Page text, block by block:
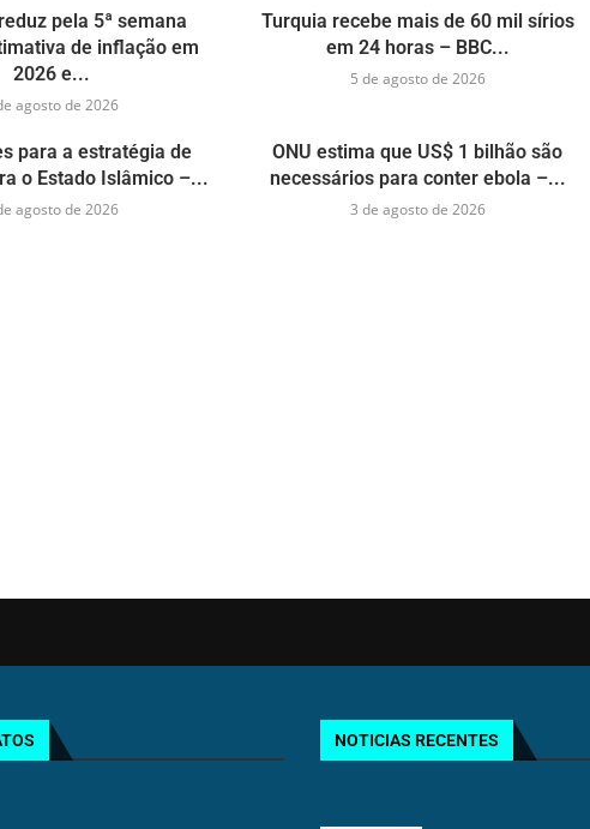
pela 5ª semana
de inflação em
2026 e...
agosto de 2026
Turquia recebe mais de 60 mil sírios
em 24 horas – BBC...
5 de agosto de 2026
para a estratégia de
o Estado Islâmico –...
agosto de 2026
ONU estima que US$ 1 bilhão são
necessários para conter ebola –...
3 de agosto de 2026
NOTICIAS RECENTES